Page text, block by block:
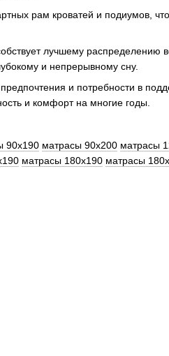
рам кроватей и подиумов,
лучшему распределению
и непрерывному сну.
и потребности в
и комфорт на многие годы.
90x190 матрасы 90x200 матрасы
матрасы 180x190 матрасы